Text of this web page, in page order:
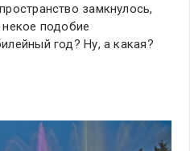
замкнулось,
подобие
год? Ну, а какая?